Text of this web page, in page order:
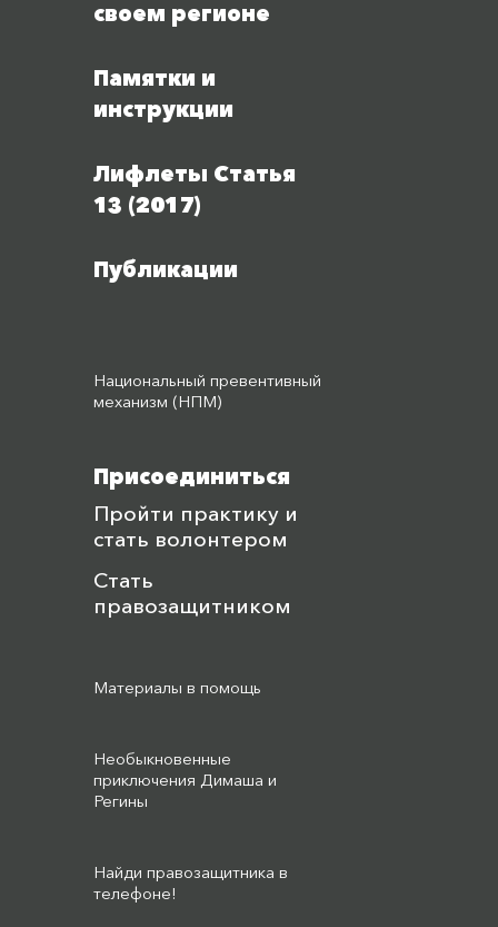
своем регионе
Памятки и
инструкции
Лифлеты Статья
13 (2017)
Публикации
Национальный превентивный
механизм (НПМ)
Присоединиться
Пройти практику и
стать волонтером
Стать
правозащитником
Материалы в помощь
Необыкновенные
приключения Димаша и
Регины
Найди правозащитника в
телефоне!